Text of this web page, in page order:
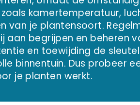
kamertemperatuur,
van je plantensoort.
aan begrijpen en beheren
en toewijding de
binnentuin. Dus probeer
je planten werkt.